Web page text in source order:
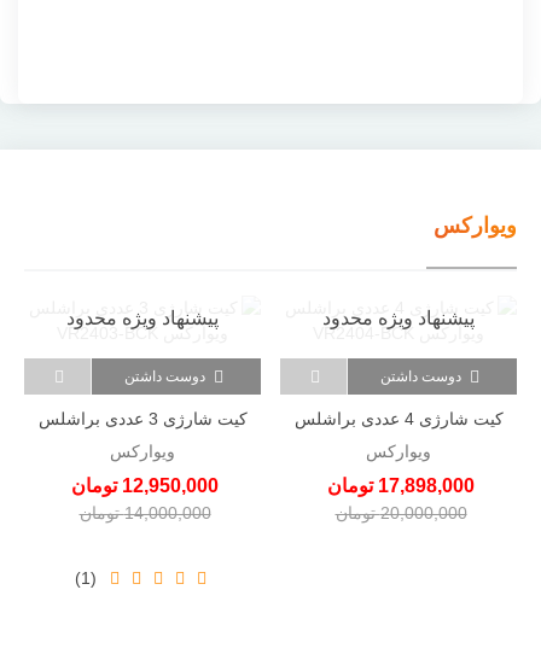
ویوارکس
دوست داشتن
پیشنهاد ویژه محدود
کیت شارژی 4 عددی براشلس
ویوارکس
17,898,000 تومان
20,000,000 تومان
دوست داشتن
پیشنهاد ویژه محدود
کیت شارژی 3 عددی براشلس
ویوارکس
12,950,000 تومان
14,000,000 تومان
(1)